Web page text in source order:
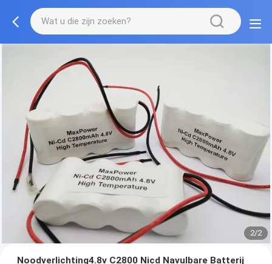
2/2
Noodverlichting4.8v C2800 Nicd Navulbare Batterij